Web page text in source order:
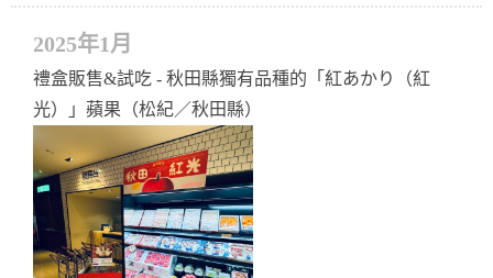
2025年1月
禮盒販售&試吃 - 秋田縣獨有品種的「紅あかり（紅
光）」蘋果（松紀／秋田縣）